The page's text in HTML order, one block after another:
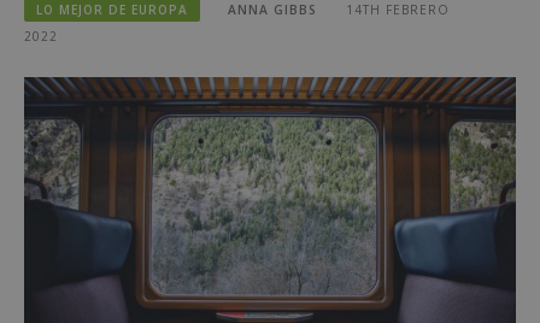
LO MEJOR DE EUROPA ANNA GIBBS
14TH FEBRERO
2022